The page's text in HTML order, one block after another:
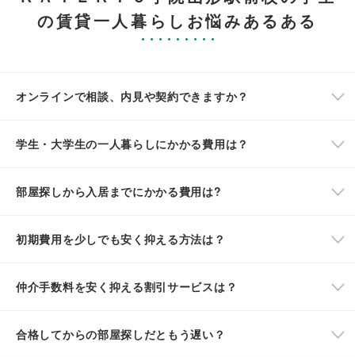
の賃貸一人暮らしお悩みあるある
オンラインで相談、内見や契約できますか？
学生・大学生の一人暮らしにかかる費用は？
部屋探しから入居までにかかる費用は?
初期費用を少しでも安く抑える方法は？
仲介手数料を安く抑える割引サービスは？
合格してからの部屋探しだともう遅い？